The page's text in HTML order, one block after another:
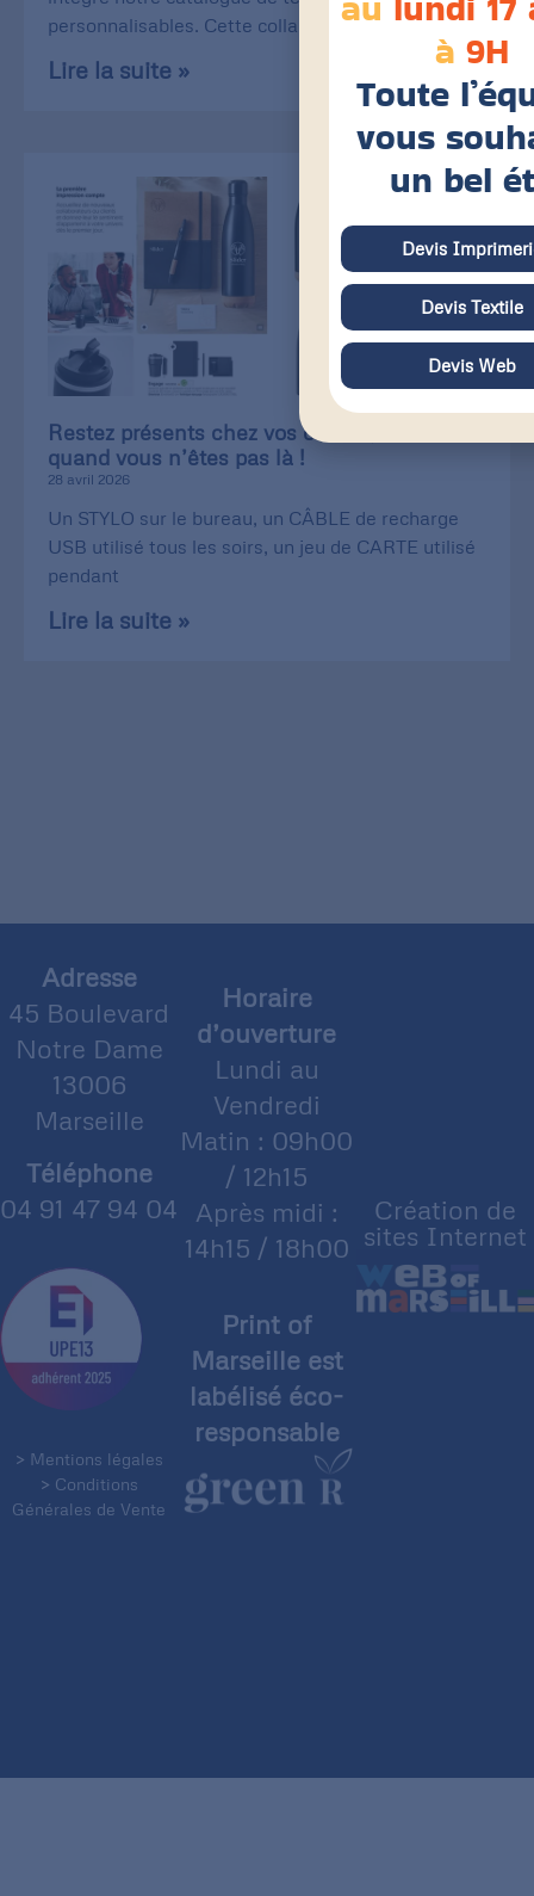
personnalisables. Cette collaboration
Lire la suite »
Restez présents chez vos clients, même
quand vous n’êtes pas là !
28 avril 2026
Un STYLO sur le bureau, un CÂBLE de recharge
USB utilisé tous les soirs, un jeu de CARTE utilisé
pendant
Lire la suite »
Adresse
45 Boulevard
Notre Dame
13006
Marseille
Téléphone
04 91 47 94 04
> Mentions légales
> Conditions
Générales de Vente
Horaire
d’ouverture
Lundi au
Vendredi
Matin : 09h00
/ 12h15
Après midi :
14h15 / 18h00
Print of
Marseille est
labélisé éco-
responsable
Création de
sites Internet
à 9H
Toute
vous
un bel
Devis
Devis Textile
Devis Web